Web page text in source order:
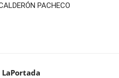
PACHECO
LaPortada